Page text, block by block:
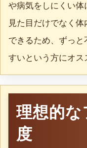
や病気をしにくい体
見た目だけでなく
できるため、ずっ
すいという方にオス
理想的
度